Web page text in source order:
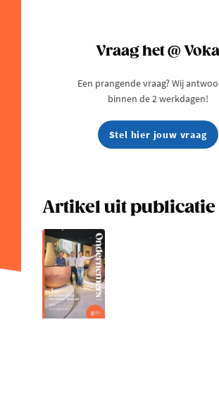
Vraag het @ Voka
Een prangende vraag? Wij
binnen de 2 werkdagen!
Stel hier jouw vraag
Artikel uit publicatie